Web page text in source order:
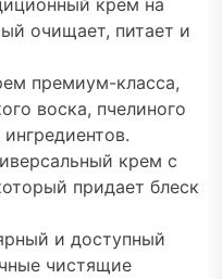
крем на
очищает, питает и
премиум-класса,
воска, пчелиного
крем с
придает блеск
и доступный
чистящие